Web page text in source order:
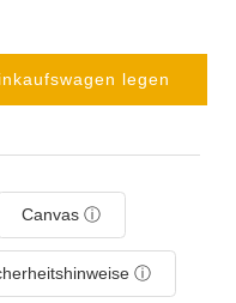
legen
Canvas ⓘ
ⓘ